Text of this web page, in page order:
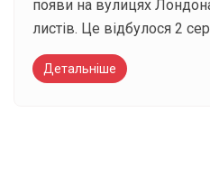
появи на вулицях
листів. Це відбулося 2
Детальніше